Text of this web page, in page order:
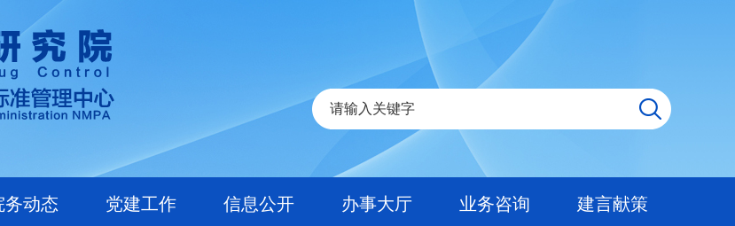
务动态 党建工作 信息公开 办事大厅 业务咨询 建言献策